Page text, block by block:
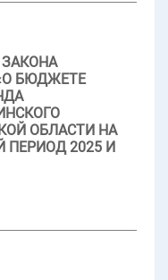
БЮДЖЕТЕ
ОБЛАСТИ НА
ПЕРИОД 2025 И